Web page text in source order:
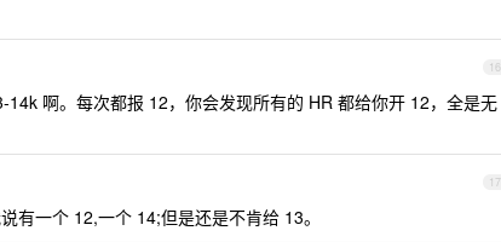
16
啊。每次都报 12，你会发现所有的 HR 都给你开 12，全是无
17
有一个 12,一个 14;但是还是不肯给 13。